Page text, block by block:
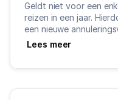
Geldt niet voor een
reizen in een jaar.
een nieuwe
Lees meer